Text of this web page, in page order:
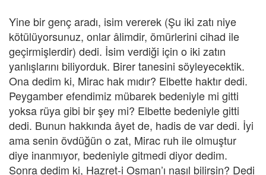
Yine bir genç aradı, isim vererek (Şu iki zatı niye
kötülüyorsunuz, onlar âlimdir, ömürlerini cihad ile
geçirmişlerdir) dedi. İsim verdiği için o iki zatın
yanlışlarını biliyorduk. Birer tanesini söyleyecektik.
Ona dedim ki, Mirac hak mıdır? Elbette haktır dedi.
Peygamber efendimiz mübarek bedeniyle mi gitti
yoksa rüya gibi bir şey mi? Elbette bedeniyle gitti
dedi. Bunun hakkında âyet de, hadis de var dedi. İyi
ama senin övdüğün o zat, Mirac ruh ile olmuştur
diye inanmıyor, bedeniyle gitmedi diyor dedim.
Sonra dedim ki, Hazret-i Osman’ı nasıl bilirsin? Dedi